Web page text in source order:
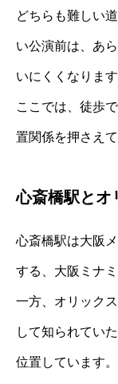
どちらも難しい
い公演前は、あ
いにくくなります
ここでは、徒歩
置関係を押さえ
心斎橋駅とオ
心斎橋駅は大阪
する、大阪ミナ
一方、オリック
して知られてい
位置しています。